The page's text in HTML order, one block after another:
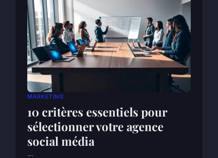
MARKETING
10 critères essentiels pour
sélectionner votre agence
social média
...